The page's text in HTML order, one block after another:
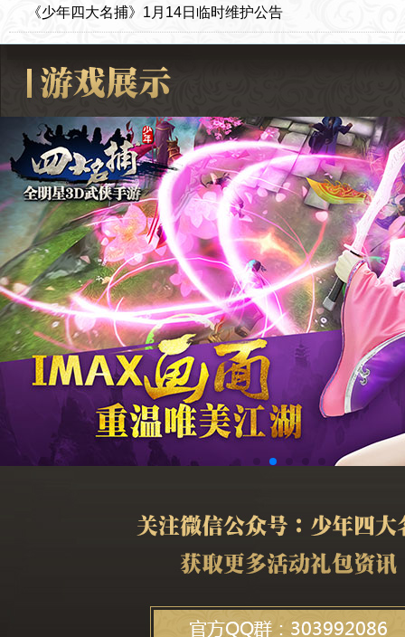
《少年四大名捕》1月14日临时维护公告